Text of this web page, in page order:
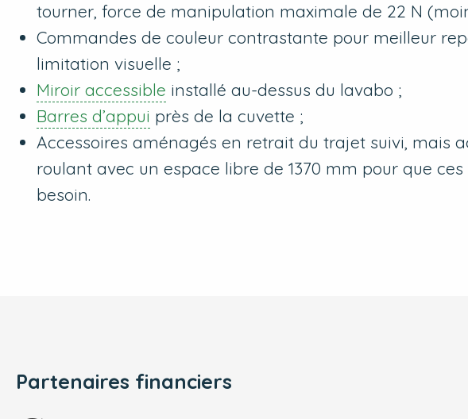
tourner, force de manipulation maximale de 22 N
Commandes de couleur contrastante pour meilleur
limitation visuelle ;
Miroir accessible installé au-dessus du lavabo ;
Barres d’appui près de la cuvette ;
Accessoires aménagés en retrait du trajet suivi, mais
roulant avec un espace libre de 1370 mm pour que
besoin.
Partenaires financiers